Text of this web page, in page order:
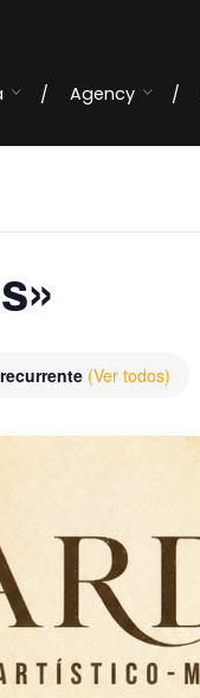
Agency
(Ver todos)